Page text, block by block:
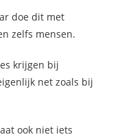
doe dit met
zelfs mensen.
krijgen bij
net zoals bij
ook niet iets